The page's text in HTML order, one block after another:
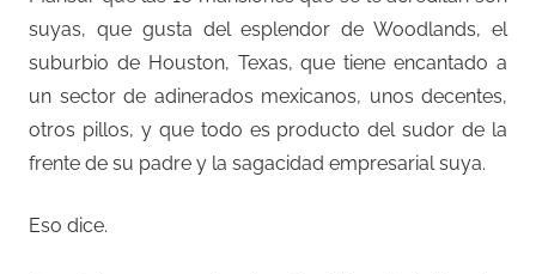
suyas, que gusta del esplendor de Woodlands, el
suburbio de Houston, Texas, que tiene encantado a
un sector de adinerados mexicanos, unos decentes,
otros pillos, y que todo es producto del sudor de la
frente de su padre y la sagacidad empresarial suya.
Eso dice.